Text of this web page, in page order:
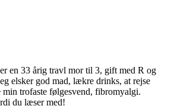
en 33 årig travl mor til 3, gift med R og
elsker god mad, lækre drinks, at rejse
min trofaste følgesvend, fibromyalgi.
du læser med!